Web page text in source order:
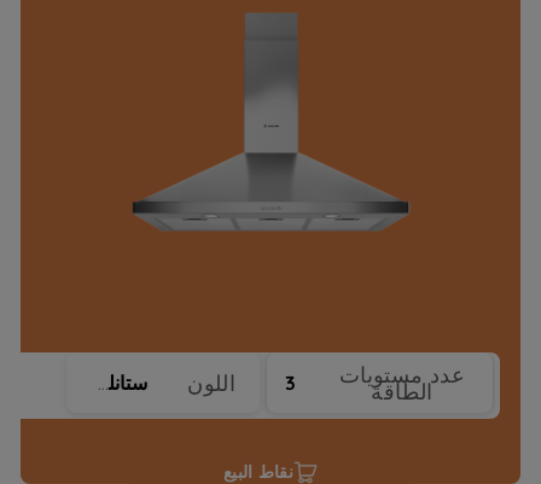
عدد مستويات
الطاقة 3 اللون ستانلس ستيل
نقاط البيع